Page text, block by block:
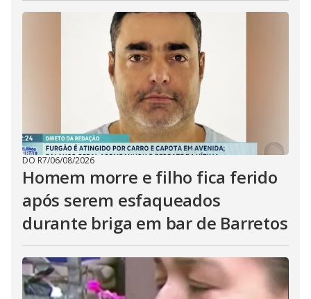
DO R7/06/08/2026
Homem morre e filho fica ferido
após serem esfaqueados
durante briga em bar de Barretos